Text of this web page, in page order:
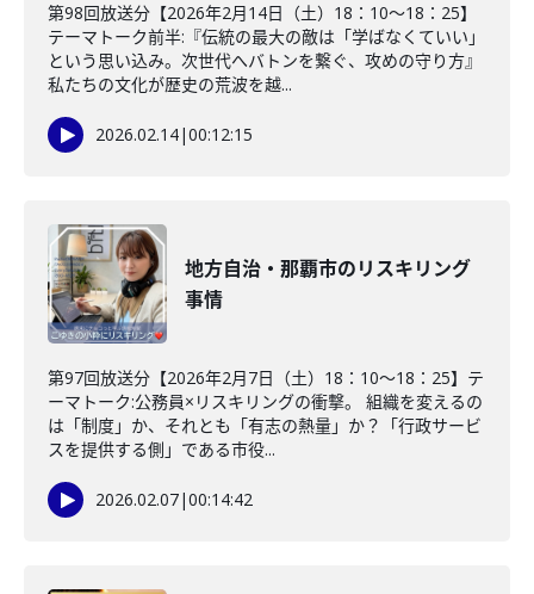
第98回放送分【2026年2月14日（土）18：10～18：25】
テーマトーク前半:『伝統の最大の敵は「学ばなくていい」
という思い込み。次世代へバトンを繋ぐ、攻めの守り方』
私たちの文化が歴史の荒波を越...
2026.02.14|00:12:15
地方自治・那覇市のリスキリング
事情
第97回放送分【2026年2月7日（土）18：10～18：25】テ
ーマトーク:公務員×リスキリングの衝撃。 組織を変えるの
は「制度」か、それとも「有志の熱量」か？「行政サービ
スを提供する側」である市役...
2026.02.07|00:14:42